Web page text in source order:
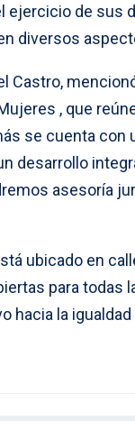
ejercicio de sus
diversos
Castro,
, que
se cuenta
desarrollo
asesoría
ubicado en
para todas
hacia la